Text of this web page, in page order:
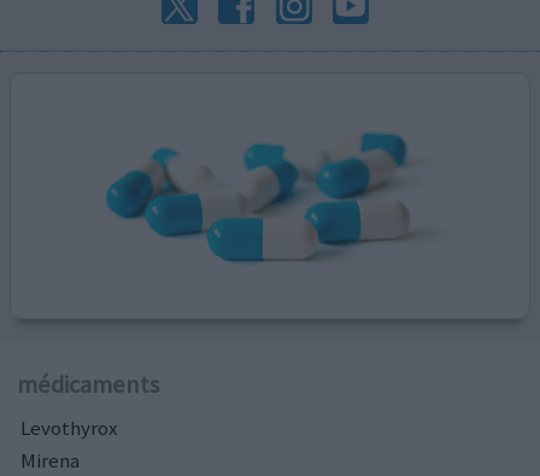
médicaments
Levothyrox
Mirena